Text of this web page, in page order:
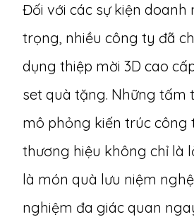
Đối với các sự kiện doanh
trọng, nhiều công ty đã
dụng thiệp mời 3D cao
set quà tặng. Những tấm
mô phỏng kiến trúc công
thương hiệu không chỉ là
là món quà lưu niệm
nghiệm đa giác quan